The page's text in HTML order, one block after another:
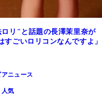
リ"と話題の長澤茉里奈が
ごいロリコンなんですよ」
ニュース
人気